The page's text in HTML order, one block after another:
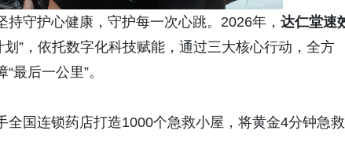
守护心健康，守护每一次心跳。2026年， 达仁堂速
”，依托数字化科技赋能，通过三大核心行动，全方
最后一公里”。
国连锁药店打造1000个急救小屋，将黄金4分钟急救